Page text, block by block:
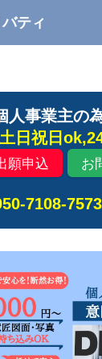
ティ
人事業主の
日祝日
願申込 お
7108-